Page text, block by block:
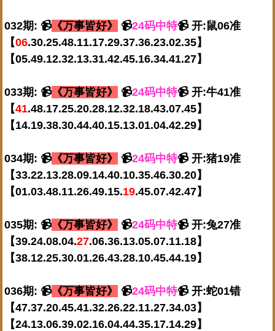
032期: 📹 《万事皆好》 📹24码中特📹 开:鼠06准
【06.30.25.48.11.17.29.37.36.23.02.35】
【05.49.12.32.13.31.42.45.16.34.41.27】
033期: 📹 《万事皆好》 📹24码中特📹 开:牛41准
【41.48.17.25.20.28.12.32.18.43.07.45】
【14.19.38.30.44.40.15.13.01.04.42.29】
034期: 📹 《万事皆好》 📹24码中特📹 开:猪19准
【33.22.13.28.09.14.40.10.35.46.30.20】
【01.03.48.11.26.49.15.19.45.07.42.47】
035期: 📹 《万事皆好》 📹24码中特📹 开:兔27准
【39.24.08.04.27.06.36.13.05.07.11.18】
【38.12.25.30.01.26.43.28.10.45.44.19】
036期: 📹 《万事皆好》 📹24码中特📹 开:蛇01错
【47.37.20.45.41.32.26.22.11.27.34.03】
【24.13.06.39.02.16.04.44.35.17.14.29】